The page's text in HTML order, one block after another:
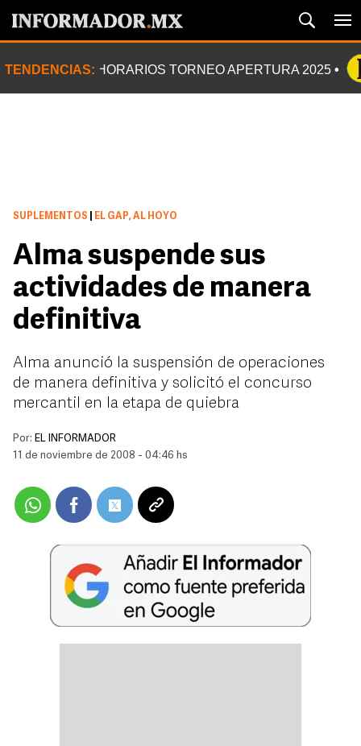
TENDENCIAS: HORARIOS TORNEO APERTURA 2025
SUPLEMENTOS EL GAP, AL HOYO
Alma suspende sus
actividades de manera
definitiva
Alma anunció la suspensión de operaciones
de manera definitiva y solicitó el concurso
mercantil en la etapa de quiebra
Por: EL INFORMADOR
11 de noviembre de 2008 - 04:46 hs